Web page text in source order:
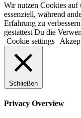
Wir nutzen Cookies auf
essenziell, während
Erfahrung zu
gestattest Du die
Cookie settings
Schließen
Privacy Overview